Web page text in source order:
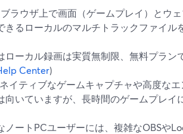
ラウザ上で画面（ゲームプレイ）とウ
きるローカルのマルチトラックファイル
ローカル録画は実質無制限、無料プラン
Center)
イティブなゲームキャプチャや高度な
向いていますが、長時間のゲームプレイ
ノートPCユーザーには、複雑なOBSや